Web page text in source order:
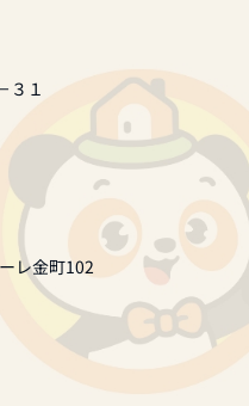
３１
レ金町102